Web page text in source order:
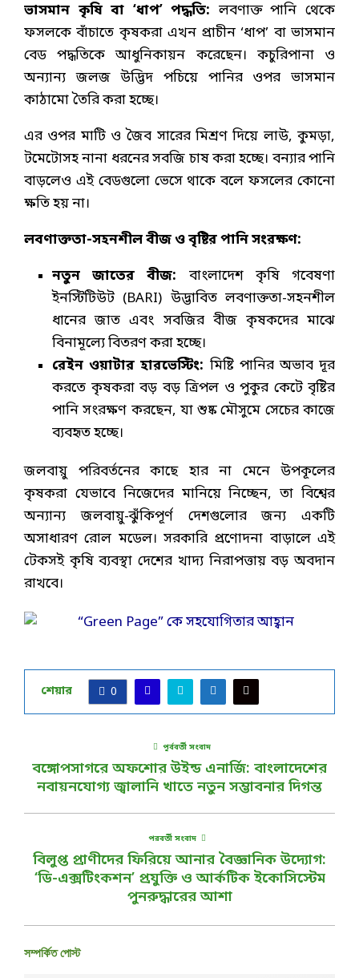
ভাসমান কৃষি বা ‘ধাপ’ পদ্ধতি: লবণাক্ত পানি থেকে
ফসলকে বাঁচাতে কৃষকরা এখন প্রাচীন ‘ধাপ’ বা ভাসমান
বেড পদ্ধতিকে আধুনিকায়ন করেছেন। কচুরিপানা ও
অন্যান্য জলজ উদ্ভিদ পচিয়ে পানির ওপর ভাসমান
কাঠামো তৈরি করা হচ্ছে।
এর ওপর মাটি ও জৈব সারের মিশ্রণ দিয়ে লাউ, কুমড়া,
টমেটোসহ নানা ধরনের সবজি চাষ করা হচ্ছে। বন্যার পানি
বাড়লেও এই বেডগুলো ভেসে থাকে বলে ফসলের কোনো
ক্ষতি হয় না।
লবণাক্ততা-সহনশীল বীজ ও বৃষ্টির পানি সংরক্ষণ:
নতুন জাতের বীজ: বাংলাদেশ কৃষি গবেষণা
ইনস্টিটিউট (BARI) উদ্ভাবিত লবণাক্ততা-সহনশীল
ধানের জাত এবং সবজির বীজ কৃষকদের মাঝে
বিনামূল্যে বিতরণ করা হচ্ছে।
রেইন ওয়াটার হারভেস্টিং: মিষ্টি পানির অভাব দূর
করতে কৃষকরা বড় বড় ত্রিপল ও পুকুর কেটে বৃষ্টির
পানি সংরক্ষণ করছেন, যা শুষ্ক মৌসুমে সেচের কাজে
ব্যবহৃত হচ্ছে।
জলবায়ু পরিবর্তনের কাছে হার না মেনে উপকূলের
কৃষকরা যেভাবে নিজেদের মানিয়ে নিচ্ছেন, তা বিশ্বের
অন্যান্য জলবায়ু-ঝুঁকিপূর্ণ দেশগুলোর জন্য একটি
অসাধারণ রোল মডেল। সরকারি প্রণোদনা বাড়ালে এই
টেকসই কৃষি ব্যবস্থা দেশের খাদ্য নিরাপত্তায় বড় অবদান
রাখবে।
শেয়ার 0
পূর্ববর্তী সংবাদ
বঙ্গোপসাগরে অফশোর উইন্ড এনার্জি: বাংলাদেশের
নবায়নযোগ্য জ্বালানি খাতে নতুন সম্ভাবনার দিগন্ত
পরবর্তী সংবাদ
বিলুপ্ত প্রাণীদের ফিরিয়ে আনার বৈজ্ঞানিক উদ্যোগ:
‘ডি-এক্সটিংকশন’ প্রযুক্তি ও আর্কটিক ইকোসিস্টেম
পুনরুদ্ধারের আশা
সম্পর্কিত পোস্ট